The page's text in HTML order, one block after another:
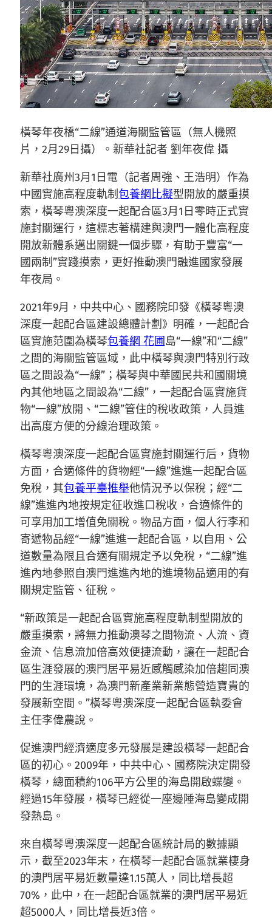
橫琴年夜橋“二線”通道海關監管區（無人機照
片，2月29日攝）。新華社記者 劉年夜偉 攝
新華社廣州3月1日電（記者周強、王浩明）作為
中國實施高程度軌制包養網比擬型開放的嚴重摸
索，橫琴粵澳深度一起配合區3月1日零時正式實
施封關運行，這標志著構建與澳門一體化高程度
開放新體系邁出關鍵一個步驟，有助于豐富“一
國兩制”實踐摸索，更好推動澳門融進國家發展
年夜局。
2021年9月，中共中心、國務院印發《橫琴粵澳
深度一起配合區建設總體計劃》明確，一起配合
區實施范圍為橫琴包養網 花圃島“一線”和“二線”
之間的海關監管區域，此中橫琴與澳門特別行政
區之間設為“一線”；橫琴與中華國民共和國關境
內其他地區之間設為“二線”，一起配合區實施貨
物“一線”放開、“二線”管住的稅收政策，人員進
出高度方便的分線治理政策。
橫琴粵澳深度一起配合區實施封關運行后，貨物
方面，合適條件的貨物經“一線”進進一起配合區
免稅，其包養平臺推舉他情況予以保稅；經“二
線”進進內地按規定征收進口稅收，合適條件的
可享用加工增值免關稅。物品方面，個人行李和
寄遞物品經“一線”進進一起配合區，以自用、公
道數量為限且合適有關規定予以免稅，“二線”進
進內地參照自澳門進進內地的進境物品適用的有
關規定監管、征稅。
“新政策是一起配合區實施高程度軌制型開放的
嚴重摸索，將無力推動澳琴之間物流、人流、資
金流、信息流加倍高效便捷流動，讓在一起配合
區生涯發展的澳門居平易近感觸感染加倍趨同澳
門的生涯環境，為澳門新產業新業態營造寶貴的
發展新空間。”橫琴粵澳深度一起配合區執委會
主任李偉農說。
促進澳門經濟適度多元發展是建設橫琴一起配合
區的初心。2009年，中共中心、國務院決定開發
橫琴，總面積約106平方公里的海島開啟蝶變。
經過15年發展，橫琴已經從一座邊陲海島變成開
發熱島。
來自橫琴粵澳深度一起配合區統計局的數據顯
示，截至2023年末，在橫琴一起配合區就業棲身
的澳門居平易近數量達1.15萬人，同比增長超
70%，此中，在一起配合區就業的澳門居平易近
超5000人，同比增長近3倍。